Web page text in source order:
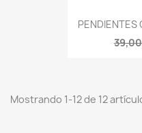
PENDIENTES
Mostrando 1-12 de 12